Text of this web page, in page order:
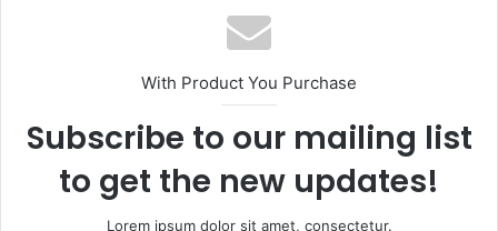
With Product You Purchase
Subscribe to our mailing list
to get the new updates!
Lorem ipsum dolor sit amet, consectetur.